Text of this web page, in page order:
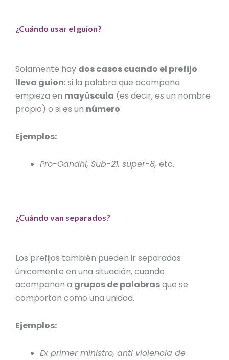
¿Cuándo usar el guion?
Solamente hay dos casos cuando el prefijo
lleva guion: si la palabra que acompaña
empieza en mayúscula (es decir, es un nombre
propio) o si es un número.
Ejemplos:
Pro-Gandhi, Sub-21, super-8,etc.
¿Cuándo van separados?
Los prefijos también pueden ir separados
únicamente en una situación, cuando
acompañan a grupos de palabrasque se
comportan como una unidad.
Ejemplos:
Ex primer ministro, anti violencia de